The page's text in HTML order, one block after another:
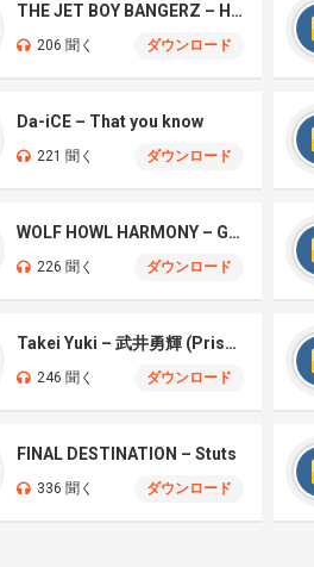
THE JET BOY BANGERZ – HEAD UP
206 聞く ダウンロード
Da-iCE – That you know
221 聞く ダウンロード
WOLF HOWL HARMONY – Gachi Funk
226 聞く ダウンロード
Takei Yuki – 武井勇輝 (Prison)
246 聞く ダウンロード
FINAL DESTINATION – Stuts
336 聞く ダウンロード